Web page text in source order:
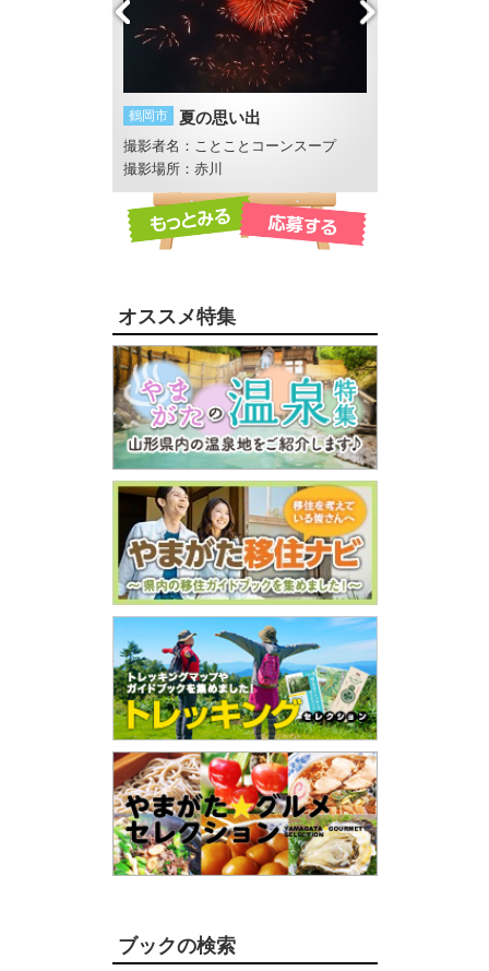
鶴岡市 夏の思い出
撮影者名：ことことコーンスープ
撮影場所：赤川
オススメ特集
ブックの検索